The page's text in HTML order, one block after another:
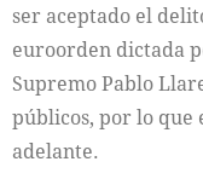
ser aceptado el
euroorden dictada
Supremo Pablo
públicos, por lo que
adelante.